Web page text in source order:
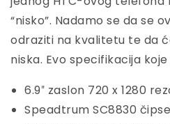
“nisko”. Nadamo se da se
odraziti na kvalitetu te da
niska. Evo specifikacija
6.9″ zaslon 720 x 1280
Speadtrum SC8830